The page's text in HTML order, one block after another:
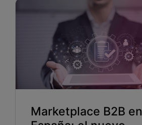
Marketplace B2B en